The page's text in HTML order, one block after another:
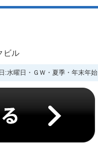
ビル
曜日・ＧＷ・夏季・年末年始